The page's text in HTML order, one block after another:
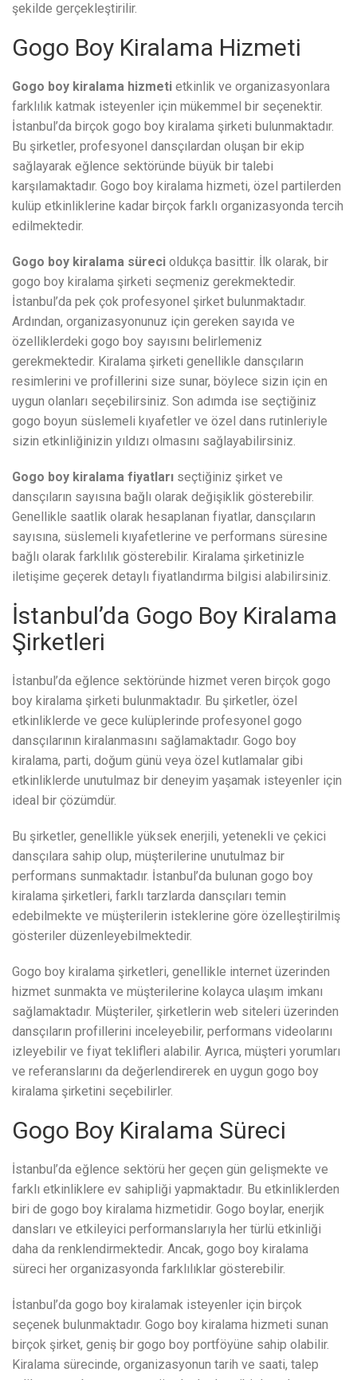
şekilde gerçekleştirilir.
Gogo Boy Kiralama Hizmeti
Gogo boy kiralama hizmeti etkinlik ve organizasyonlara
farklılık katmak isteyenler için mükemmel bir seçenektir.
İstanbul’da birçok gogo boy kiralama şirketi bulunmaktadır.
Bu şirketler, profesyonel dansçılardan oluşan bir ekip
sağlayarak eğlence sektöründe büyük bir talebi
karşılamaktadır. Gogo boy kiralama hizmeti, özel partilerden
kulüp etkinliklerine kadar birçok farklı organizasyonda tercih
edilmektedir.
Gogo boy kiralama süreci oldukça basittir. İlk olarak, bir
gogo boy kiralama şirketi seçmeniz gerekmektedir.
İstanbul’da pek çok profesyonel şirket bulunmaktadır.
Ardından, organizasyonunuz için gereken sayıda ve
özelliklerdeki gogo boy sayısını belirlemeniz
gerekmektedir. Kiralama şirketi genellikle dansçıların
resimlerini ve profillerini size sunar, böylece sizin için en
uygun olanları seçebilirsiniz. Son adımda ise seçtiğiniz
gogo boyun süslemeli kıyafetler ve özel dans rutinleriyle
sizin etkinliğinizin yıldızı olmasını sağlayabilirsiniz.
Gogo boy kiralama fiyatları seçtiğiniz şirket ve
dansçıların sayısına bağlı olarak değişiklik gösterebilir.
Genellikle saatlik olarak hesaplanan fiyatlar, dansçıların
sayısına, süslemeli kıyafetlerine ve performans süresine
bağlı olarak farklılık gösterebilir. Kiralama şirketinizle
iletişime geçerek detaylı fiyatlandırma bilgisi alabilirsiniz.
İstanbul’da Gogo Boy Kiralama
Şirketleri
İstanbul’da eğlence sektöründe hizmet veren birçok gogo
boy kiralama şirketi bulunmaktadır. Bu şirketler, özel
etkinliklerde ve gece kulüplerinde profesyonel gogo
dansçılarının kiralanmasını sağlamaktadır. Gogo boy
kiralama, parti, doğum günü veya özel kutlamalar gibi
etkinliklerde unutulmaz bir deneyim yaşamak isteyenler için
ideal bir çözümdür.
Bu şirketler, genellikle yüksek enerjili, yetenekli ve çekici
dansçılara sahip olup, müşterilerine unutulmaz bir
performans sunmaktadır. İstanbul’da bulunan gogo boy
kiralama şirketleri, farklı tarzlarda dansçıları temin
edebilmekte ve müşterilerin isteklerine göre özelleştirilmiş
gösteriler düzenleyebilmektedir.
Gogo boy kiralama şirketleri, genellikle internet üzerinden
hizmet sunmakta ve müşterilerine kolayca ulaşım imkanı
sağlamaktadır. Müşteriler, şirketlerin web siteleri üzerinden
dansçıların profillerini inceleyebilir, performans videolarını
izleyebilir ve fiyat teklifleri alabilir. Ayrıca, müşteri yorumları
ve referanslarını da değerlendirerek en uygun gogo boy
kiralama şirketini seçebilirler.
Gogo Boy Kiralama Süreci
İstanbul’da eğlence sektörü her geçen gün gelişmekte ve
farklı etkinliklere ev sahipliği yapmaktadır. Bu etkinliklerden
biri de gogo boy kiralama hizmetidir. Gogo boylar, enerjik
dansları ve etkileyici performanslarıyla her türlü etkinliği
daha da renklendirmektedir. Ancak, gogo boy kiralama
süreci her organizasyonda farklılıklar gösterebilir.
İstanbul’da gogo boy kiralamak isteyenler için birçok
seçenek bulunmaktadır. Gogo boy kiralama hizmeti sunan
birçok şirket, geniş bir gogo boy portföyüne sahip olabilir.
Kiralama sürecinde, organizasyonun tarih ve saati, talep